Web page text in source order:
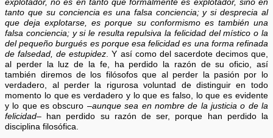
explotador, no es en tanto que formalmente es explotador, sino en
tanto que su conciencia es una falsa conciencia; y si desprecia al
que deja explotarse, es porque su conformismo es también una
falsa conciencia; y si le resulta repulsiva la felicidad del místico o la
del pequeño burgués es porque esa felicidad es una forma refinada
de falsedad, de estupidez . Y así como del sacerdote decimos que,
al perder la luz de la fe, ha perdido la razón de su oficio, así
también diremos de los filósofos que al perder la pasión por lo
verdadero, al perder la rigurosa voluntad de distinguir en todo
momento lo que es verdadero y lo que es falso, lo que es evidente
y lo que es obscuro –aunque sea en nombre de la justicia o de la
felicidad– han perdido su razón de ser, porque han perdido la
disciplina filosófica.